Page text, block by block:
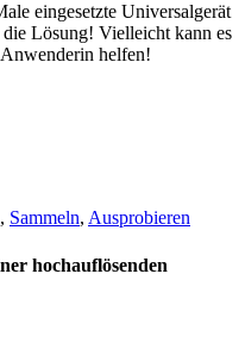
eingesetzte Universalgerät
Lösung! Vielleicht kann es
helfen!
, Sammeln, Ausprobieren
hochauflösenden